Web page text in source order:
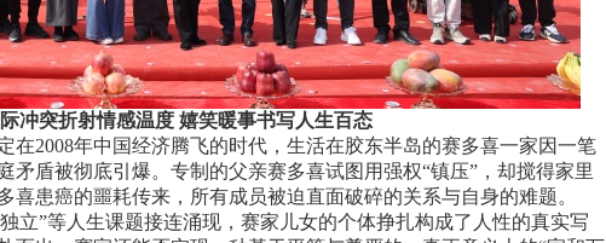
冲突折射情感温度 嬉笑暖事书写人生百态
在2008年中国经济腾飞的时代 ， 生活在胶东半岛的赛多喜一家因一笔
矛盾被彻底引爆。 专制的父亲赛多喜试图用强权“镇压”，却搅得家里
喜患癌的噩耗传来，所有成员被迫直面破碎的关系与自身的难题。
独立”等人生课题接连涌现，赛家儿女的个体挣扎构成了 人性的真实写